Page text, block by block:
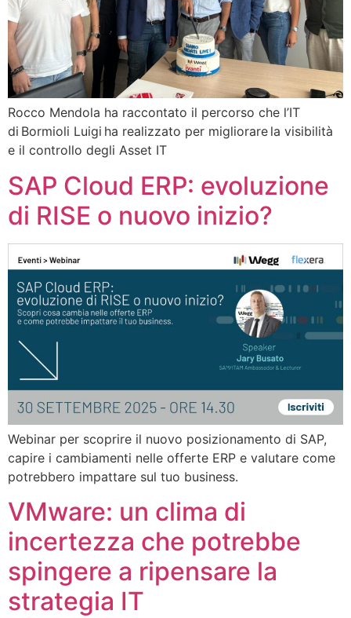
Rocco Mendola ha raccontato il percorso che l’IT
di Bormioli Luigi ha realizzato per migliorare la visibilità
e il controllo degli Asset IT
SAP Cloud ERP: evoluzione
di RISE o nuovo inizio?
Webinar per scoprire il nuovo posizionamento di SAP,
capire i cambiamenti nelle offerte ERP e valutare come
potrebbero impattare sul tuo business.
VMware: un clima di
incertezza che potrebbe
spingere a ripensare la
strategia IT